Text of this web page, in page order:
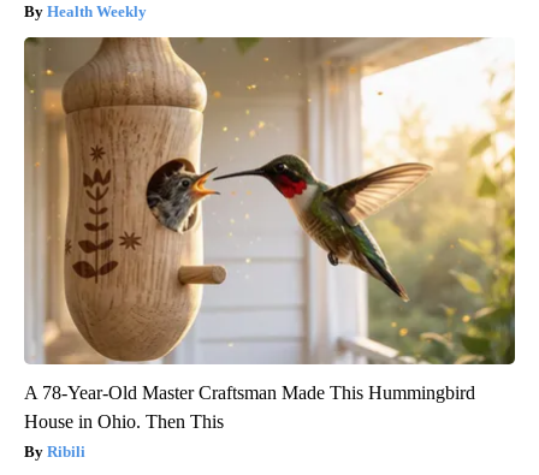
Health Weekly
A 78-Year-Old Master Craftsman Made This Hummingbird
House in Ohio. Then This
Ribili